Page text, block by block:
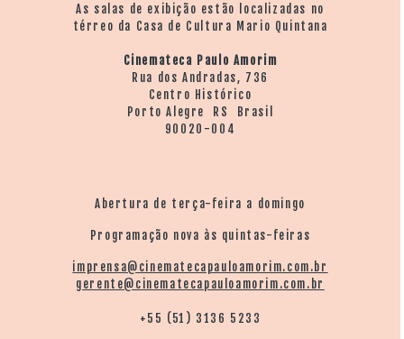
As salas de exibição estão localizadas no
térreo da Casa de Cultura Mario Quintana
Cinemateca Paulo Amorim
Rua dos Andradas, 736
Centro Histórico
Porto Alegre RS Brasil
90020-004
Abertura de terça-feira a domingo
Programação nova às quintas-feiras
imprensa@cinematecapauloamorim.com.br
gerente@cinematecapauloamorim.com.br
+55 (51) 3136 5233